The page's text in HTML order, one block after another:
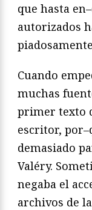
que hasta en–
autorizados
piadosa
Cuando
muchas
primer texto
escritor, por–
demasiado
Valéry.
negaba el
archivos de